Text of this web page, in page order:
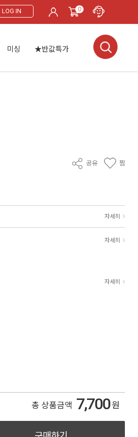
LOG IN 0
미싱 ★반값특가
공유 찜
자세히
자세히
자세히
총 상품금액 7,700원